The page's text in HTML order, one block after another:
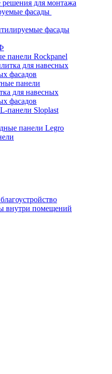
для монтажа
фасады
фасады
панели Rockpanel
для навесных
фасадов
панели
для навесных
фасадов
панели Sloplast
панели Legro
внутри помещений